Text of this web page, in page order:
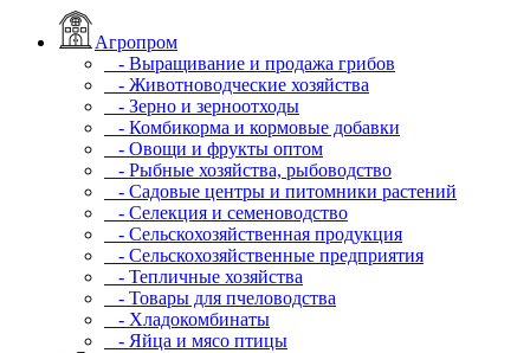
Агропром
- Выращивание и продажа грибов
- Животноводческие хозяйства
- Зерно и зерноотходы
- Комбикорма и кормовые добавки
- Овощи и фрукты оптом
- Рыбные хозяйства, рыбоводство
- Садовые центры и питомники растений
- Селекция и семеноводство
- Сельскохозяйственная продукция
- Сельскохозяйственные предприятия
- Тепличные хозяйства
- Товары для пчеловодства
- Хладокомбинаты
- Яйца и мясо птицы